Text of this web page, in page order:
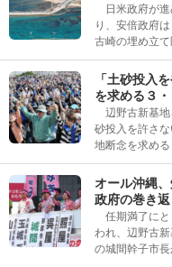
日米政府が進
り、安倍政府
古崎の埋め立
「土砂投入
を求める３
辺野古新基地
砂投入を許さ
地断念を求め
オール沖縄
政府の巻き
任期満了にと
われ、辺野古
の城間幹子市